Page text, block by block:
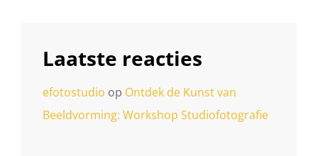
Laatste reacties
efotostudio op Ontdek de Kunst van
Beeldvorming: Workshop Studiofotografie